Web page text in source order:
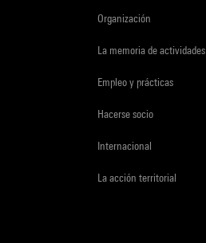
Organización
La memoria de actividades
Empleo y prácticas
Hacerse socio
Internacional
La acción territorial